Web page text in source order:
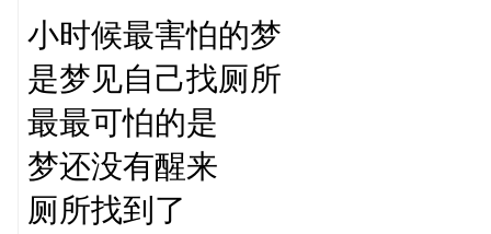
小时候最害怕的梦
是梦见自己找厕所
最最可怕的是
梦还没有醒来
厕所找到了